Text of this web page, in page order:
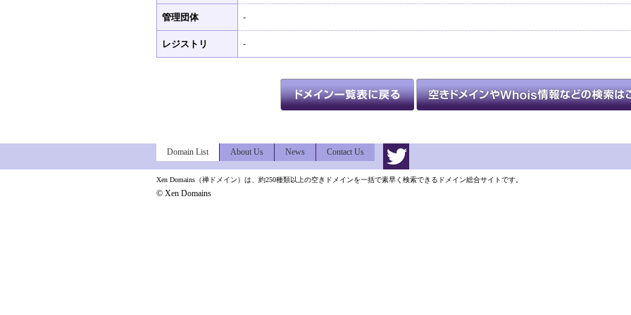
管理団体 -
レジストリ -
Domain List About Us News Contact Us
Xen Domains（禅ドメイン）は、約250種類以上の空きドメインを一括で素早く検索できるドメイン総合サイトです。
© Xen Domains